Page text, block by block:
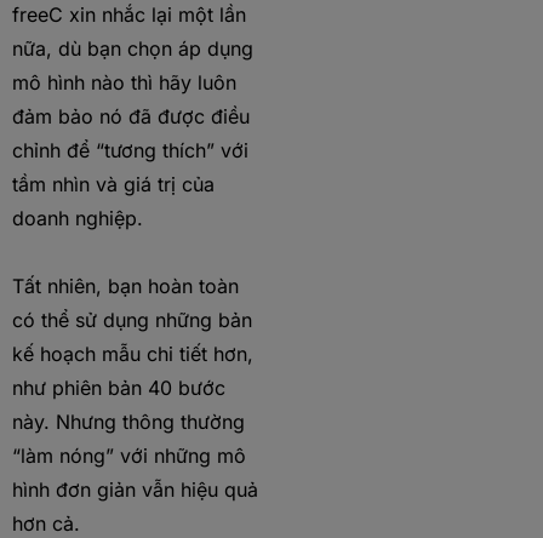
freeC xin nhắc lại một lần
nữa, dù bạn chọn áp dụng
mô hình nào thì hãy luôn
đảm bảo nó đã được điều
chỉnh để “tương thích” với
tầm nhìn và giá trị của
doanh nghiệp.
Tất nhiên, bạn hoàn toàn
có thể sử dụng những bản
kế hoạch mẫu chi tiết hơn,
như phiên bản 40 bước
này. Nhưng thông thường
“làm nóng” với những mô
hình đơn giản vẫn hiệu quả
hơn cả.